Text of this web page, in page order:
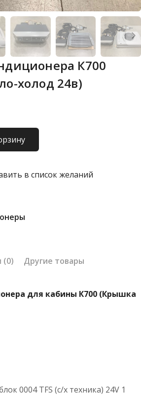
К700
холод 24в)
в список желаний
(0) Другие товары
для кабины К700 (Крышка
0004 TFS (с/х техника) 24V 1